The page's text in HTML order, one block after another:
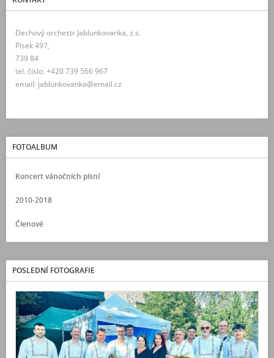
Dechový orchestr Jablunkovanka, z.s.
Písek 497,
739 84
tel. číslo: +420 739 566 967
email: jablunkovanka@email.cz
FOTOALBUM
Koncert vánočních písní
2010-2018
Členové
POSLEDNÍ FOTOGRAFIE